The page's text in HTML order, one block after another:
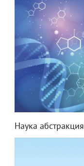
Наука абстракция